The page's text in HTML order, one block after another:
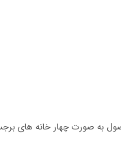
به صورت چهار خانه های